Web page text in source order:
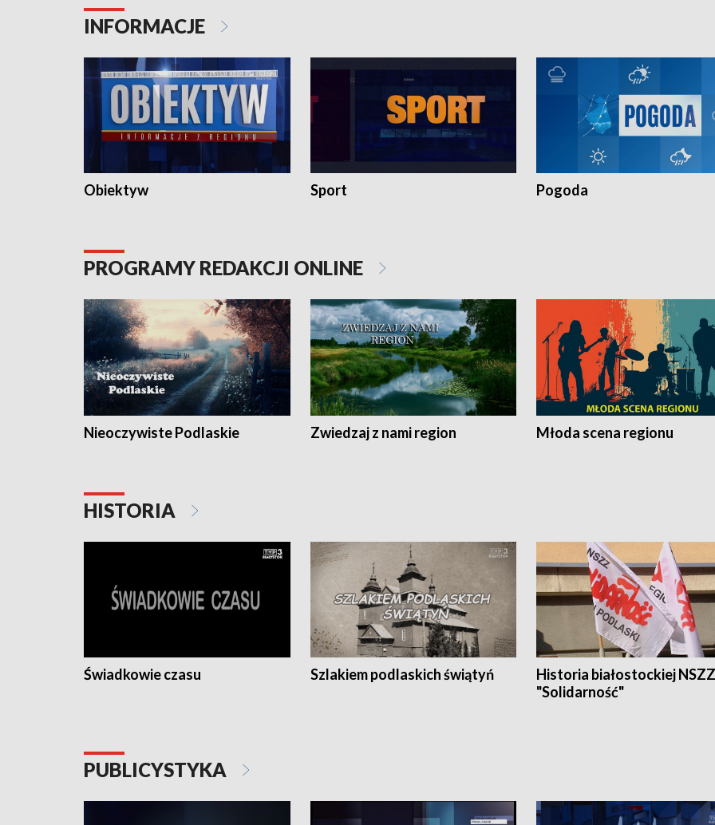
INFORMACJE
Obiektyw Sport Pogoda
PROGRAMY REDAKCJI ONLINE
Nieoczywiste Podlaskie Zwiedzaj z nami region Młoda scena regionu
HISTORIA
Świadkowie czasu Szlakiem podlaskich świątyń
Historia białostockiej NSZZ
"Solidarność"
PUBLICYSTYKA